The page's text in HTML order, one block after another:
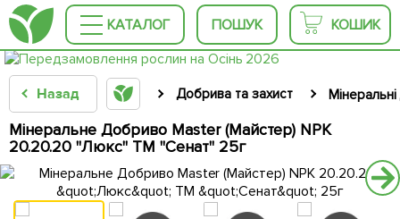
КАТАЛОГ ПОШУК КОШИК
Назад Добрива та захист
Мінеральне Добриво Master (Майстер) NPK
20.20.20 "Люкс" ТМ "Сенат" 25г